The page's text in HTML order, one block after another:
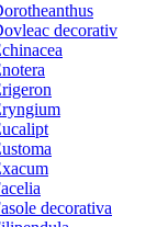
decorativ
decorativa